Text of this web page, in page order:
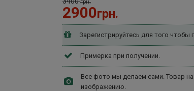
грн.
2900грн.
Зарегистрируйтесь для того чтобы
Примерка при получении.
Все фото мы делаем сами. Товар на
изображению.